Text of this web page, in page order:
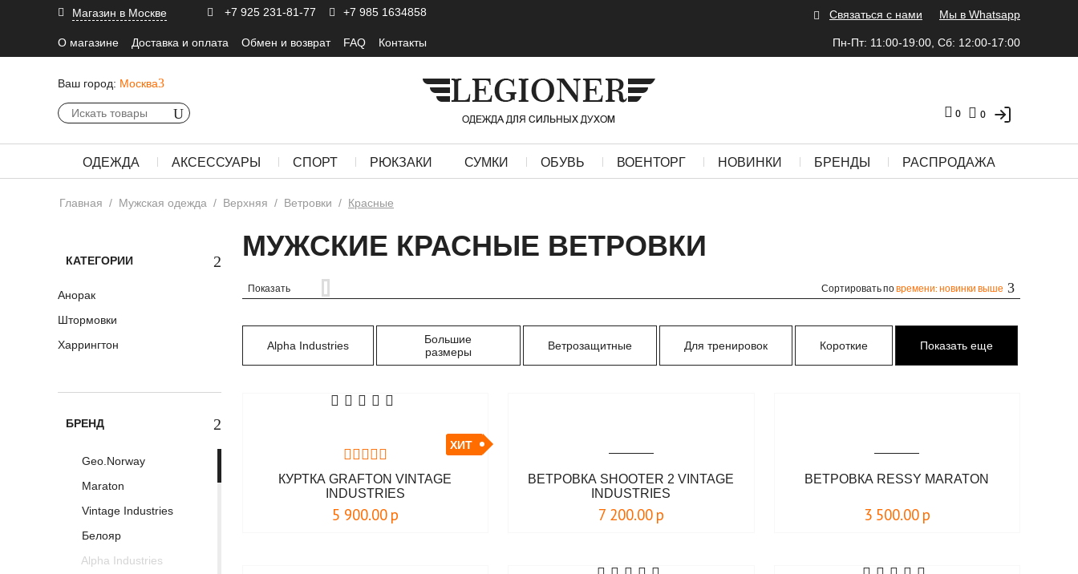
Магазин в Москве +7 925 231-81-77 +7 985 1634858 Связаться с нами Мы в Whatsapp
О магазине Доставка и оплата Обмен и возврат FAQ Контакты Пн-Пт: 11:00-19:00, Сб: 12:00-17:00
Ваш город: Москва
0
0
ОДЕЖДА АКСЕССУАРЫ СПОРТ РЮКЗАКИ СУМКИ ОБУВЬ ВОЕНТОРГ НОВИНКИ БРЕНДЫ РАСПРОДАЖА
Главная / Мужская одежда / Верхняя / Ветровки / Красные
КАТЕГОРИИ
Анорак
Штормовки
Харрингтон
БРЕНД
Geo.Norway
Maraton
Vintage Industries
Белояр
Alpha Industries
МУЖСКИЕ КРАСНЫЕ ВЕТРОВКИ
Показать Сортировать повремени: новинки выше
Alpha Industries
Большие
размеры
Ветрозащитные Для тренировок Короткие Показать еще
ХИТ
КУРТКА GRAFTON VINTAGE
INDUSTRIES
5 900.00 р
ВЕТРОВКА SHOOTER 2 VINTAGE
INDUSTRIES
7 200.00 р
ВЕТРОВКА RESSY MARATON
3 500.00 р